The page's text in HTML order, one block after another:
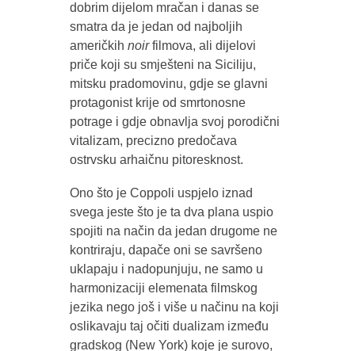
dobrim dijelom mračan i danas se
smatra da je jedan od najboljih
američkih noirfilmova, ali dijelovi
priče koji su smješteni na Siciliju,
mitsku pradomovinu, gdje se glavni
protagonist krije od smrtonosne
potrage i gdje obnavlja svoj porodični
vitalizam, precizno predočava
ostrvsku arhaičnu pitoresknost.
Ono što je Coppoli uspjelo iznad
svega jeste što je ta dva plana uspio
spojiti na način da jedan drugome ne
kontriraju, dapače oni se savršeno
uklapaju i nadopunjuju, ne samo u
harmonizaciji elemenata filmskog
jezika nego još i više u načinu na koji
oslikavaju taj očiti dualizam između
gradskog (New York) koje je surovo,